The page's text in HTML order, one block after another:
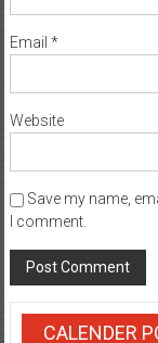
Email *
Website
Save my name,
I comment.
CALENDER